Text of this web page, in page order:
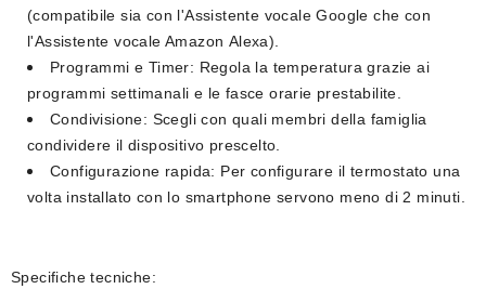
(compatibile sia con l'Assistente vocale Google che con
l'Assistente vocale Amazon Alexa).
Programmi e Timer: Regola la temperatura grazie ai
programmi settimanali e le fasce orarie prestabilite.
Condivisione: Scegli con quali membri della famiglia
condividere il dispositivo prescelto.
Configurazione rapida: Per configurare il termostato una
volta installato con lo smartphone servono meno di 2 minuti.
Specifiche tecniche: